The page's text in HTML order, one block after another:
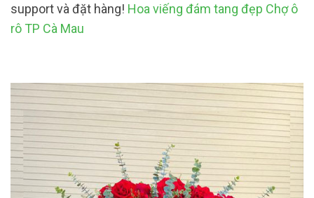
support và đặt hàng! Hoa viếng đám tang đẹp Chợ ô
rô TP Cà Mau